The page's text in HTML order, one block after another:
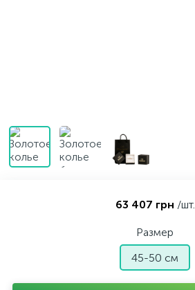
63 407 грн /шт.
Размер
45-50 см
Серебряные сувениры